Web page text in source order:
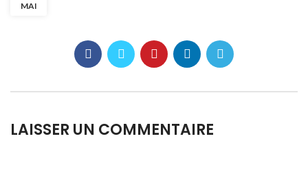
MAI
LAISSER UN COMMENTAIRE